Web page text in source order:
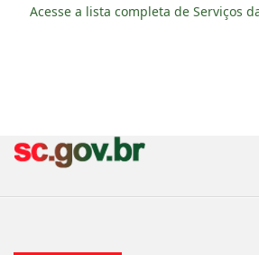
Acesse a lista completa de Serviços